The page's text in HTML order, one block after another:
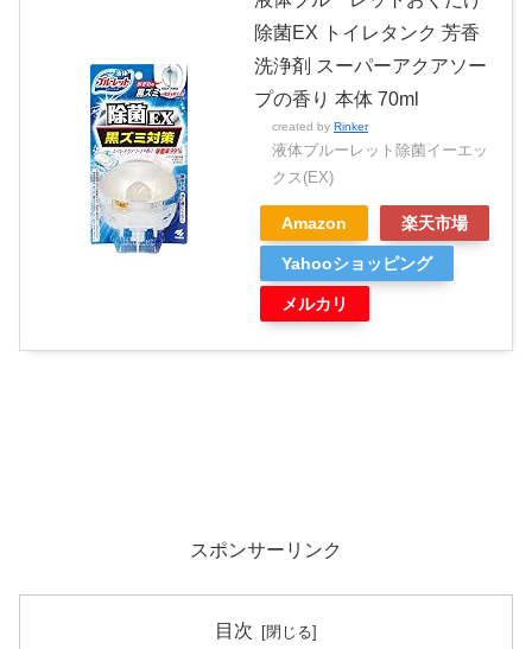
除菌EX トイレタンク 芳香
洗浄剤 スーパーアクアソー
プの香り 本体 70ml
created by Rinker
液体ブルーレット除菌イーエッ
クス(EX)
Amazon 楽天市場
Yahooショッピング
メルカリ
スポンサーリンク
目次